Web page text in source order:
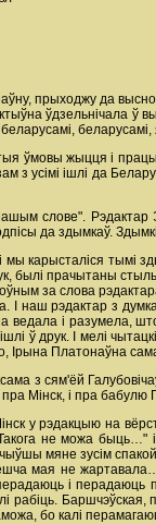
прыходжу да
ўдзельнічала
ўмовы жыцця і
з усімі ішлі да
слове". Рэдактар
да здымкаў.
карысталіся тымі
былі прачытаны
за слова
І наш рэдактар з
ведала і разумела,
ў друк. І мелі
Ірына Платонаўна
з сям'ёй
Мінск, і пра бабулю
у рэдакцыю на
не можа
мяне зусім
мая не
і
рабіць.
бо калі